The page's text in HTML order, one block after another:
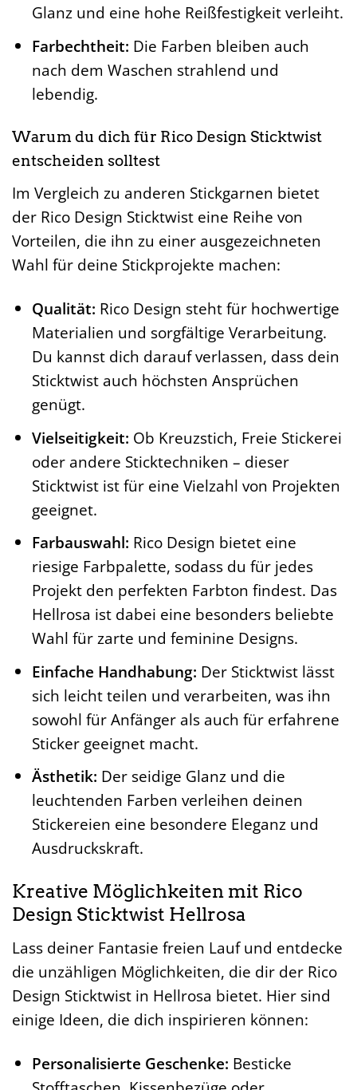
Glanz und eine hohe Reißfestigkeit verleiht.
Farbechtheit: Die Farben bleiben auch
nach dem Waschen strahlend und
lebendig.
Warum du dich für Rico Design Sticktwist
entscheiden solltest
Im Vergleich zu anderen Stickgarnen bietet
der Rico Design Sticktwist eine Reihe von
Vorteilen, die ihn zu einer ausgezeichneten
Wahl für deine Stickprojekte machen:
Qualität: Rico Design steht für hochwertige
Materialien und sorgfältige Verarbeitung.
Du kannst dich darauf verlassen, dass dein
Sticktwist auch höchsten Ansprüchen
genügt.
Vielseitigkeit: Ob Kreuzstich, Freie Stickerei
oder andere Sticktechniken – dieser
Sticktwist ist für eine Vielzahl von Projekten
geeignet.
Farbauswahl: Rico Design bietet eine
riesige Farbpalette, sodass du für jedes
Projekt den perfekten Farbton findest. Das
Hellrosa ist dabei eine besonders beliebte
Wahl für zarte und feminine Designs.
Einfache Handhabung: Der Sticktwist lässt
sich leicht teilen und verarbeiten, was ihn
sowohl für Anfänger als auch für erfahrene
Sticker geeignet macht.
Ästhetik: Der seidige Glanz und die
leuchtenden Farben verleihen deinen
Stickereien eine besondere Eleganz und
Ausdruckskraft.
Kreative Möglichkeiten mit Rico
Design Sticktwist Hellrosa
Lass deiner Fantasie freien Lauf und entdecke
die unzähligen Möglichkeiten, die dir der Rico
Design Sticktwist in Hellrosa bietet. Hier sind
einige Ideen, die dich inspirieren können:
Personalisierte Geschenke: Besticke